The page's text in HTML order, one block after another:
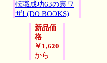
転職成功63の裏ワ
ザ! (DO BOOKS)
新品価
格
￥1,620
から